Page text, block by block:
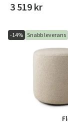
3 519 kr
-14% Snabb leverans